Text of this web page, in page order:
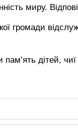
миру.
громади
дітей,